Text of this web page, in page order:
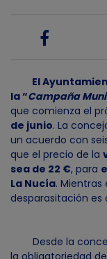
El
la “Campaña
que comienza el
de junio. La
un acuerdo con
que el precio de la
sea de 22 €, para
La Nucía.
desparasitación es
Desde la